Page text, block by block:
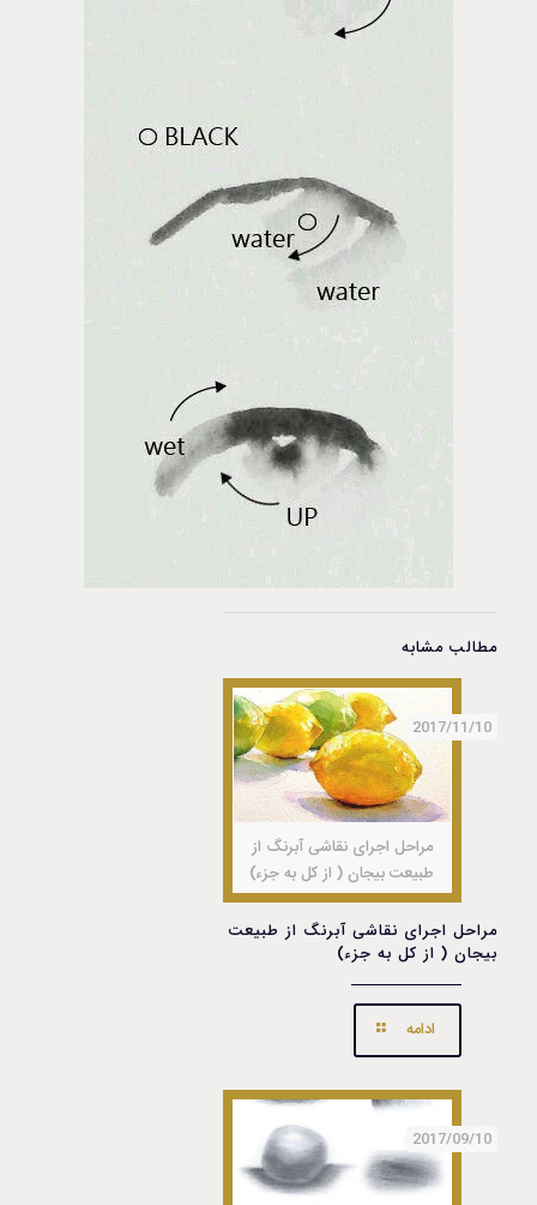
مطالب مشابه
مراحل اجرای نقاشی آبرنگ از
طبیعت بیجان ( از کل به جزء)
2017/11/10
مراحل اجرای نقاشی آبرنگ از طبیعت
بیجان ( از کل به جزء)
ادامه
2017/09/10